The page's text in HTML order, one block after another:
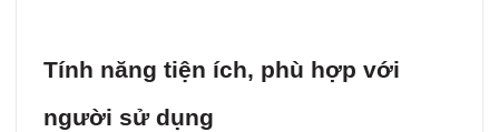
Tính năng tiện ích, phù hợp với
người sử dụng